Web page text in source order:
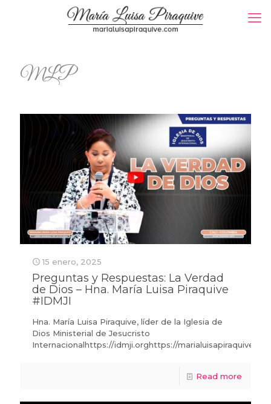
MLP
15 enero, 2025
Preguntas y Respuestas: La Verdad
de Dios – Hna. María Luisa Piraquive
#IDMJI
Hna. María Luisa Piraquive, líder de la Iglesia de
Dios Ministerial de Jesucristo
Internacionalhttps://idmji.orghttps://
Read more